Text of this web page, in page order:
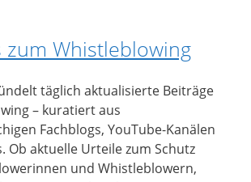
zum Whistleblowing
täglich aktualisierte Beiträge
– kuratiert aus
Fachblogs, YouTube-Kanälen
Ob aktuelle Urteile zum Schutz
und Whistleblowern,